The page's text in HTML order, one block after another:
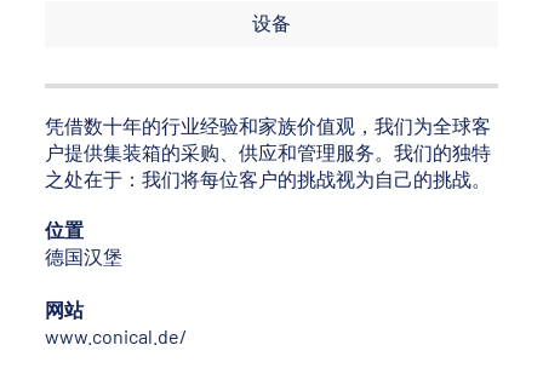
设备
凭借数十年的行业经验和家族价值观，我们为全球客
户提供集装箱的采购、供应和管理服务。我们的独特
之处在于：我们将每位客户的挑战视为自己的挑战。
位置
德国汉堡
网站
www.conical.de/